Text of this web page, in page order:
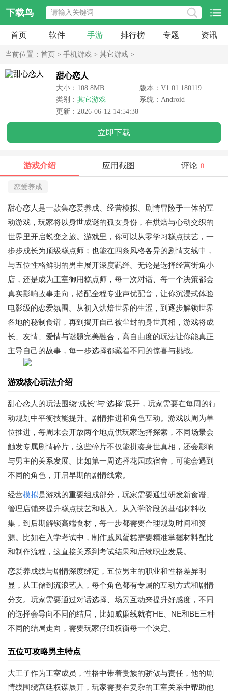
下载鸟
首页 软件 手游 排行榜 专题 资讯
当前位置： 首页 > 手机游戏 > 其它游戏 >
甜心恋人
大小：108.8MB
版本：V1.01.180119
类别： 其它游戏
系统：Android
更新：2026-06-12 14:54:38
立即下载
游戏介绍 应用截图 评论 0
恋爱养成
甜心恋人是一款集恋爱养成、经营模拟、剧情冒险于一体的互
动游戏，玩家将以身世成谜的孤女身份，在烘焙与心动交织的
世界里开启蜕变之旅。游戏里，你可以从零学习糕点技艺，一
步步成长为顶级糕点师；也能在四条风格各异的剧情支线中，
与五位性格鲜明的男主展开深度羁绊。无论是选择经营街角小
店，还是成为王室御用糕点师，每一次对话、每一个决策都会
真实影响故事走向，搭配全程专业声优配音，让你沉浸式体验
电影级的恋爱氛围。从初入烘焙世界的生涩，到逐步解锁世界
各地的秘制食谱，再到揭开自己被尘封的身世真相，游戏将成
长、友情、爱情与谜题完美融合，高自由度的玩法让你能真正
主导自己的故事，每一步选择都藏着不同的惊喜与挑战。
游戏核心玩法介绍
甜心恋人的玩法围绕“成长”与“选择”展开，玩家需要在每周的行
动规划中平衡技能提升、剧情推进和角色互动。游戏以周为单
位推进，每周末会开放两个地点供玩家选择探索，不同场景会
触发专属剧情碎片，这些碎片不仅能拼凑身世真相，还会影响
与男主的关系发展。比如第一周选择花园或宿舍，可能会遇到
不同的角色，开启早期的剧情线索。
经营模拟是游戏的重要组成部分，玩家需要通过研发新食谱、
管理店铺来提升糕点技艺和收入。从入学阶段的基础材料收
集，到后期解锁高端食材，每一步都需要合理规划时间和资
源。比如在入学考试中，制作戚风蛋糕需要精准掌握材料配比
和制作流程，这直接关系到考试结果和后续职业发展。
恋爱养成线与剧情深度绑定，五位男主的职业和性格差异明
显，从王储到流浪艺人，每个角色都有专属的互动方式和剧情
分支。玩家需要通过对话选择、场景互动来提升好感度，不同
的选择会导向不同的结局，比如威廉线就有HE、NE和BE三种
不同的结局走向，需要玩家仔细权衡每一个决定。
五位可攻略男主特点
大王子作为王室成员，性格中带着贵族的骄傲与责任，他的剧
情线围绕宫廷权谋展开，玩家需要在复杂的王室关系中帮助他